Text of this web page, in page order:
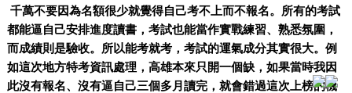
千萬不要因為名額很少就覺得自己考不上而不報名。所有的考試
都能逼自己安排進度讀書，考試也能當作實戰練習、熟悉氛圍，
而成績則是驗收。所以能考就考，考試的運氣成分其實很大。例
如這次地方特考資訊處理，高雄本來只開一個缺，如果當時我因
此沒有報名、沒有逼自己三個多月讀完，就會錯過這次上榜的機